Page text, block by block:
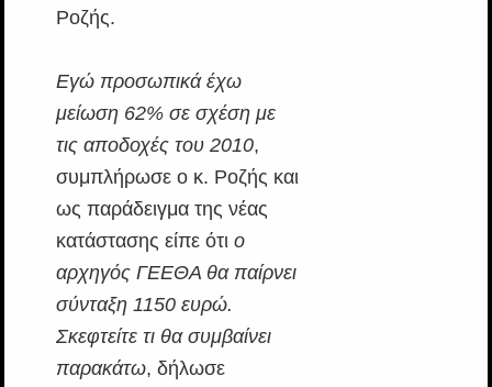
Ροζής.
Εγώ προσωπικά έχω
μείωση 62% σε σχέση με
τις αποδοχές του 2010,
συμπλήρωσε ο κ. Ροζής και
ως παράδειγμα της νέας
κατάστασης είπε ότι ο
αρχηγός ΓΕΕΘΑ θα παίρνει
σύνταξη 1150 ευρώ.
Σκεφτείτε τι θα συμβαίνει
παρακάτω, δήλωσε